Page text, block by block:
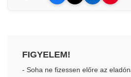
FIGYELEM!
- Soha ne fizessen előre az